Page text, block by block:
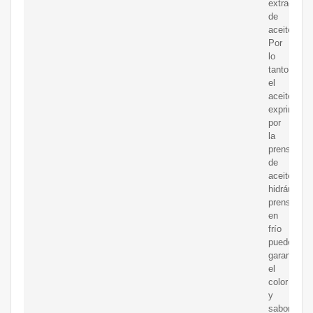
extracción
de
aceite.
Por
lo
tanto,
el
aceite
exprimido
por
la
prensa
de
aceite
hidráulico
prensado
en
frío
puede
garantizar
el
color
y
sabor